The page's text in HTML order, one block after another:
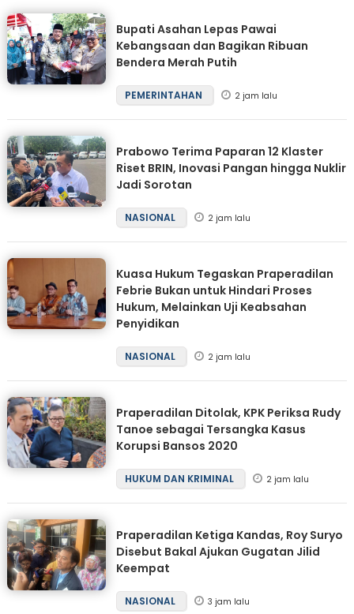
Bupati Asahan Lepas Pawai
Kebangsaan dan Bagikan Ribuan
Bendera Merah Putih
PEMERINTAHAN 2 jam lalu
Prabowo Terima Paparan 12 Klaster
Riset BRIN, Inovasi Pangan hingga Nuklir
Jadi Sorotan
NASIONAL 2 jam lalu
Kuasa Hukum Tegaskan Praperadilan
Febrie Bukan untuk Hindari Proses
Hukum, Melainkan Uji Keabsahan
Penyidikan
NASIONAL 2 jam lalu
Praperadilan Ditolak, KPK Periksa Rudy
Tanoe sebagai Tersangka Kasus
Korupsi Bansos 2020
HUKUM DAN KRIMINAL 2 jam lalu
Praperadilan Ketiga Kandas, Roy Suryo
Disebut Bakal Ajukan Gugatan Jilid
Keempat
NASIONAL 3 jam lalu